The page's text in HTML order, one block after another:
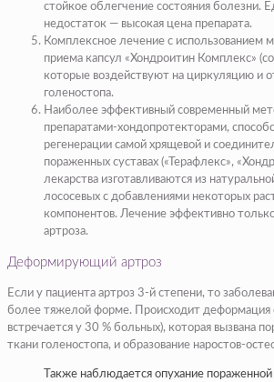
стойкое облегчение состояния болезни.
недостаток — высокая цена препарата.
Комплексное лечение с использованием
приема капсул «Хондроитин Комплекс»
которые воздействуют на циркуляцию и
голеностопа.
Наиболее эффективный современный
препаратами-хондопротекторами,
регенерации самой хрящевой и
пораженных суставах («Терафлекс»,
лекарства изготавливаются из
лососевых с добавлениями некоторых
компонентов. Лечение эффективно
артроза.
Деформирующий артроз
Если у пациента артроз 3-й степени, то
более тяжелой форме. Происходит деформация
встречается у 30 % больных), которая вызвана
ткани голеностопа, и образование наростов-
Также наблюдается опухание пораженной